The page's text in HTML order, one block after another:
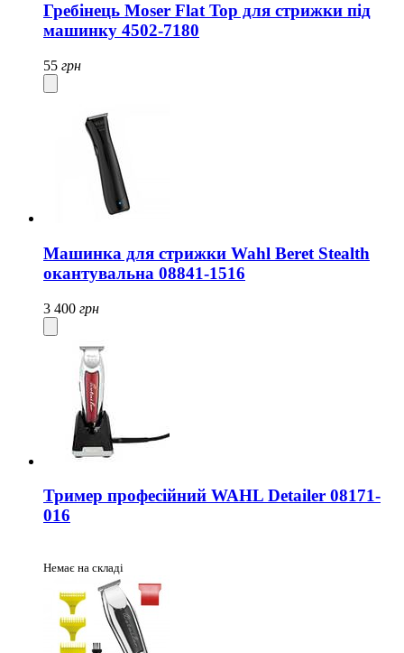
Гребінець Moser Flat Top для стрижки під
машинку 4502-7180
55 грн
Машинка для стрижки Wahl Beret Stealth
окантувальна 08841-1516
3 400 грн
Тример професійний WAHL Detailer 08171-
016
Немає на складі